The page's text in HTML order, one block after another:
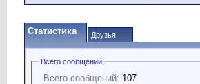
Статистика Друзья
Всего сообщений
Всего сообщений: 107